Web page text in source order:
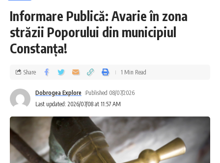
Informare Publică: Avarie în zona
străzii Poporului din municipiul
Constanța!
Last updated: 2026/07/08 at 11:57 AM
Dobrogea Explore Published 08/07/2026
Share 1 Min Read